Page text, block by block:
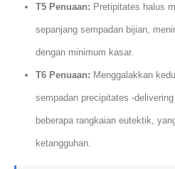
T5 Penuaan: Pretipitates halus
sepanjang sempadan bijian,
dengan minimum kasar.
T6 Penuaan: Menggalakkan
sempadan precipitates -
beberapa rangkaian eutektik,
ketangguhan.